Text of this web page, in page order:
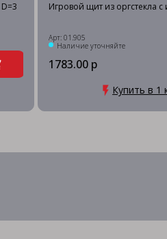
Игровой щит из оргстекла
Арт: 01.905
Наличие уточняйте
1783.00 р
Купить в 1